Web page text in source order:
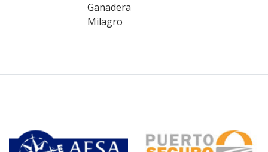
Ganadera
Milagro